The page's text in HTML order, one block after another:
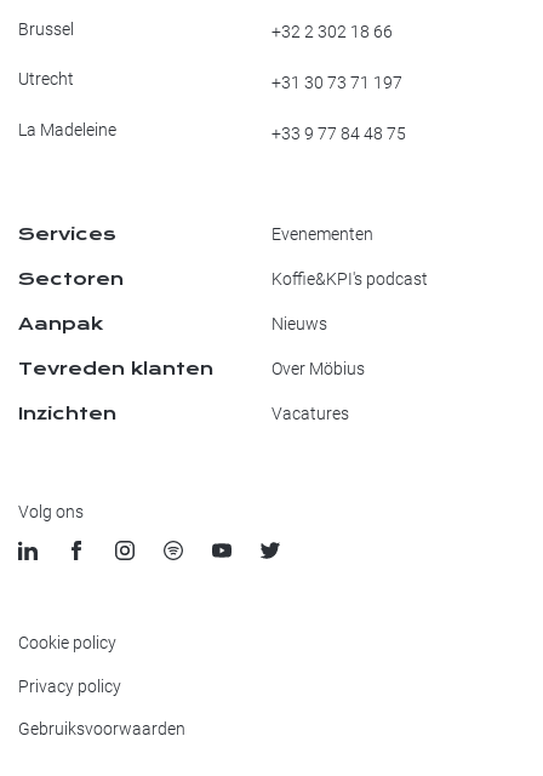
Brussel +32 2 302 18 66
Utrecht +31 30 73 71 197
La Madeleine +33 9 77 84 48 75
Services
Sectoren
Aanpak
Tevreden klanten
Inzichten
Evenementen
Koffie&KPI's podcast
Nieuws
Over Möbius
Vacatures
Volg ons
Cookie policy
Privacy policy
Gebruiksvoorwaarden